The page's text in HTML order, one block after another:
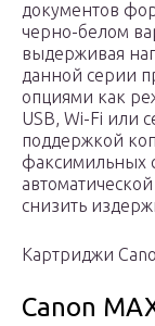
документов
черно-белом
выдерживая
данной серии
опциями как
USB, Wi-Fi или
поддержкой
факсимильных
снизить
Картриджи
Canon